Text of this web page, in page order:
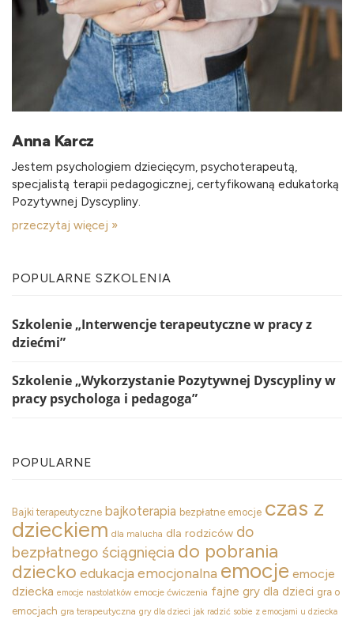
Anna Karcz
Jestem psychologiem dziecięcym, psychoterapeutą,
specjalistą terapii pedagogicznej, certyfikowaną edukatorką
Pozytywnej Dyscypliny.
przeczytaj więcej »
POPULARNE SZKOLENIA
Szkolenie „Interwencje terapeutyczne w pracy z
dziećmi”
Szkolenie „Wykorzystanie Pozytywnej Dyscypliny w
pracy psychologa i pedagoga”
POPULARNE
Bajki terapeutyczne bajkoterapia bezpłatne emocje czas z
dzieckiem dla malucha dla rodziców do
bezpłatnego ściągnięcia do pobrania
dziecko edukacja emocjonalna emocje emocje
dziecka emocje nastolatków emocje ćwiczenia fajne gry dla dzieci gra o
emocjach gra terapeutyczna gry dla dzieci jak radzić sobie z emocjami u dziecka